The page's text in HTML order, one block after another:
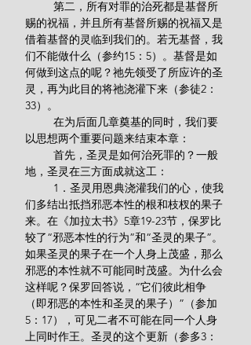
赐的祝福，并且所有基督所赐的祝福又是
借着基督的灵临到我们的。若无基督，我
们不能做什么（参约15：5）。基督是如
何做到这点的呢？祂先领受了所应许的圣
灵，再为此目的将祂浇灌下来（参徒2：
33）。
以思想两个重要问题来结束本章：
地，圣灵在三方面成就这工：
们多结出抵挡邪恶本性的根和枝杈的果子
来。在《加拉太书》5章19-23节，保罗比
较了“邪恶本性的行为”和“圣灵的果子”。
如果圣灵的果子在一个人身上茂盛，那么
邪恶的本性就不可能同时茂盛。为什么会
这样呢？保罗回答说，“它们彼此相争
（即邪恶的本性和圣灵的果子）”（参加
5：17），可见二者不可能在同一个人身
上同时作王。圣灵的这个更新（参多3：